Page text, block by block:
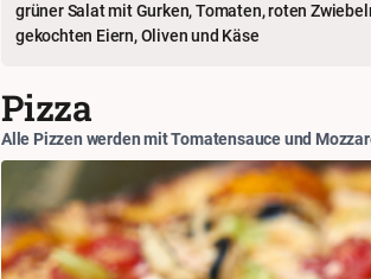
grüner Salat mit Gurken, Tomaten, roten
gekochten Eiern, Oliven und Käse
Pizza
Alle Pizzen werden mit Tomatensauce und